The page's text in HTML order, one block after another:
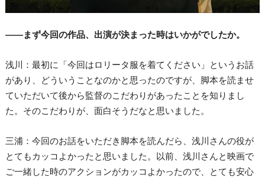
――まず今回の作品、出演が決まった時はいかがでしたか。
浅川：最初に「今回はロリータ服を着てください」というお話
があり、どういうことなのかと思ったのですが、脚本を読ませ
ていただいて後から監督のこだわりがあったことを知りまし
た。そのこだわりが、面白そうだなと思いました。
三浦：今回のお話をいただき脚本を読んだら、浅川さんの役が
とてもカッコよかったと思いました。以前、浅川さんと映画で
ご一緒した時のアクションがカッコよかったので、とても安心